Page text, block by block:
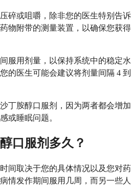
碎或咀嚼，除非您的医生特别告诉
物附带的测量装置，以确保您获得
服用剂量，以保持系统中的稳定水
的医生可能会建议将剂量间隔 4 到
丁胺醇口服剂，因为两者都会增加
或睡眠问题。
口服剂多久？
间取决于您的具体情况以及您对药
情发作期间服用几周，而另一些人